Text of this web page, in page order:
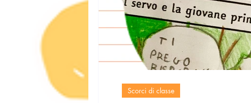
Scorci di classe